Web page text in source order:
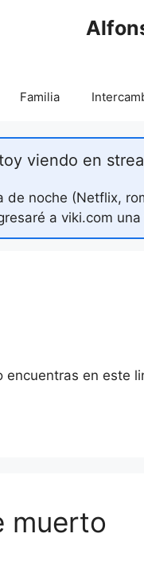
Familia
viendo en
de noche (Netflix,
a viki.com
encuentras en este
muerto